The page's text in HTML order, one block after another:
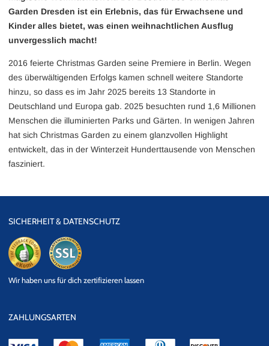
Garden Dresden ist ein Erlebnis, das für Erwachsene und
Kinder alles bietet, was einen weihnachtlichen Ausflug
unvergesslich macht!
2016 feierte Christmas Garden seine Premiere in Berlin. Wegen
des überwältigenden Erfolgs kamen schnell weitere Standorte
hinzu, so dass es im Jahr 2025 bereits 13 Standorte in
Deutschland und Europa gab. 2025 besuchten rund 1,6 Millionen
Menschen die illuminierten Parks und Gärten. In wenigen Jahren
hat sich Christmas Garden zu einem glanzvollen Highlight
entwickelt, das in der Winterzeit Hunderttausende von Menschen
fasziniert.
SICHERHEIT & DATENSCHUTZ
Datensicherheit
Wir haben uns für dich zertifizieren lassen
ZAHLUNGSARTEN